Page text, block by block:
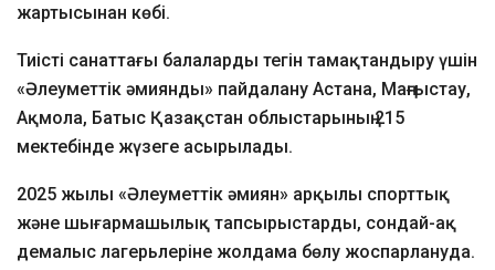
жартысынан көбі.
Тиісті санаттағы балаларды тегін тамақтандыру үшін
«Әлеуметтік әмиянды» пайдалану Астана, Маңғыстау,
Ақмола, Батыс Қазақстан облыстарының 215
мектебінде жүзеге асырылады.
2025 жылы «Әлеуметтік әмиян» арқылы спорттық
және шығармашылық тапсырыстарды, сондай-ақ
демалыс лагерьлеріне жолдама бөлу жоспарлануда.